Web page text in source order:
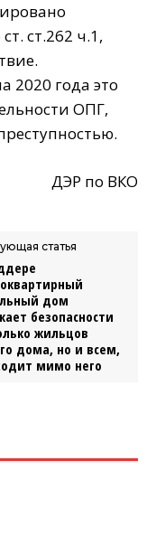
ст.262 ч.1,
2020 года это
ОПГ,
ДЭР по ВКО
статья
дом
безопасности
жильцов
дома, но и всем,
мимо него